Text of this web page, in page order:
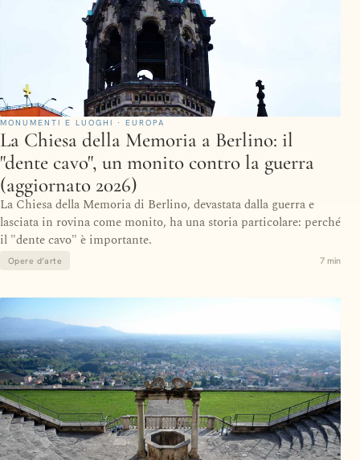
MONUMENTI E LUOGHI · EUROPA
La Chiesa della Memoria a Berlino: il
"dente cavo", un monito contro la guerra
(aggiornato 2026)
La Chiesa della Memoria di Berlino, devastata dalla guerra e
lasciata in rovina come monito, ha una storia particolare: perché
il "dente cavo" è importante.
Opere d’arte 7 min